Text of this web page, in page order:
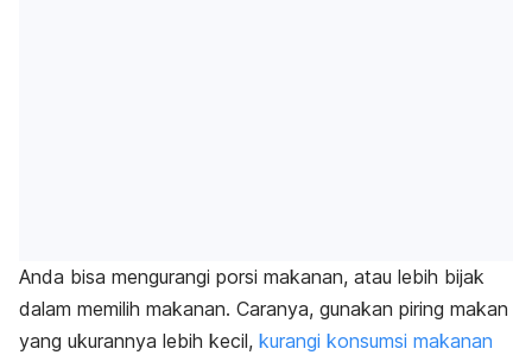
Anda bisa mengurangi porsi makanan, atau lebih bijak
dalam memilih makanan. Caranya, gunakan piring makan
yang ukurannya lebih kecil, kurangi konsumsi makanan